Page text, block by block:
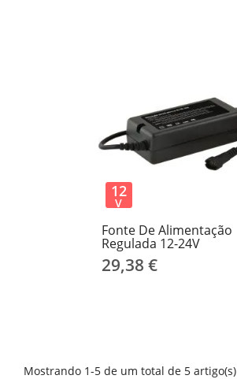
Fonte De Alimentação
Regulada 12-24V
29,38 €
12
V
Mostrando 1-5 de um total de 5 artigo(s)